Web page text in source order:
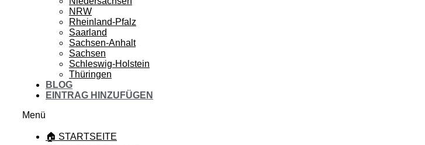
NRW
Rheinland-Pfalz
Saarland
Sachsen-Anhalt
Sachsen
Schleswig-Holstein
Thüringen
BLOG
EINTRAG HINZUFÜGEN
Menü
🏠 STARTSEITE